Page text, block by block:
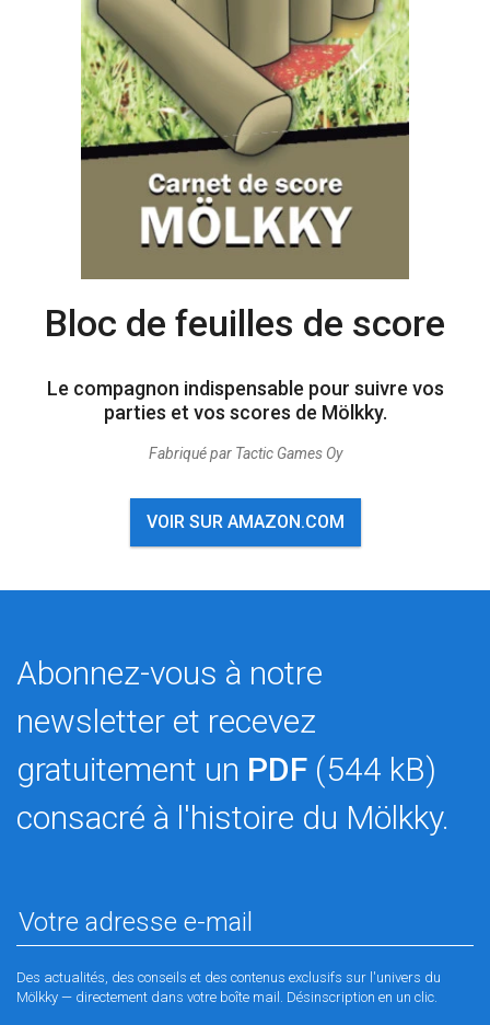
Bloc de feuilles de score
Le compagnon indispensable pour suivre vos
parties et vos scores de Mölkky.
Fabriqué par Tactic Games Oy
VOIR SUR AMAZON.COM
Abonnez-vous à notre
newsletter et recevez
gratuitement un PDF (544 kB)
consacré à l'histoire du Mölkky.
Des actualités, des conseils et des contenus exclusifs sur l'univers du
Mölkky — directement dans votre boîte mail. Désinscription en un clic.